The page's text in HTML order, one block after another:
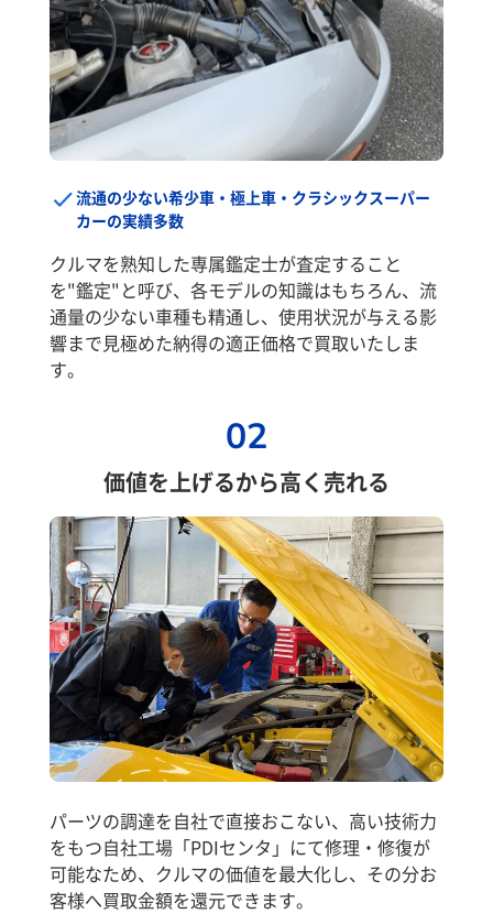
流通の少ない希少車・極上車・クラシックスーパー
カーの実績多数
クルマを熟知した専属鑑定士が査定すること
を"鑑定"と呼び、各モデルの知識はもちろん、流
通量の少ない車種も精通し、使用状況が与える影
響まで見極めた納得の適正価格で買取いたしま
す。
02
価値を上げるから高く売れる
パーツの調達を自社で直接おこない、高い技術力
をもつ自社工場「PDIセンタ」にて修理・修復が
可能なため、クルマの価値を最大化し、その分お
客様へ買取金額を還元できます。